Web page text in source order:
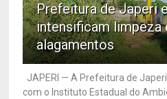
Prefeitura de Japeri
intensificam limpeza
alagamentos
JAPERI — A Prefeitura de
com o Instituto Estadual do